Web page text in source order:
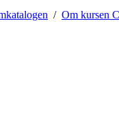
Om kursen